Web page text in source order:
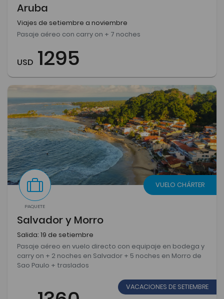
Aruba
Viajes de setiembre a noviembre
Pasaje aéreo con carry on + 7 noches
USD 1295
PAQUETE
VUELO CHÁRTER
Salvador y Morro
Salida: 19 de setiembre
Pasaje aéreo en vuelo directo con equipaje en bodega y
carry on + 2 noches en Salvador + 5 noches en Morro de
Sao Paulo + traslados
VACACIONES DE SETIEMBRE